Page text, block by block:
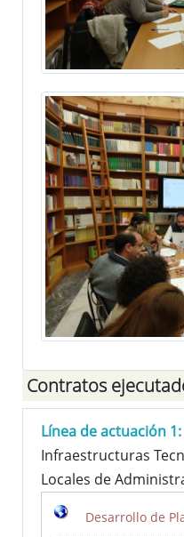
Contratos
Línea de actuación 1:
Infraestructuras
Locales de
Desarrollo de